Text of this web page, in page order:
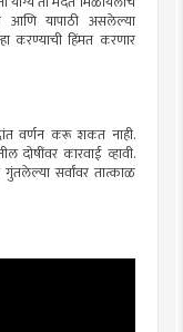
आणि यापाठी असलेल्या
करण्याची हिंमत करणार
वर्णन करू शकत नाही.
कारवाई व्हावी.
सर्वांवर तात्काळ